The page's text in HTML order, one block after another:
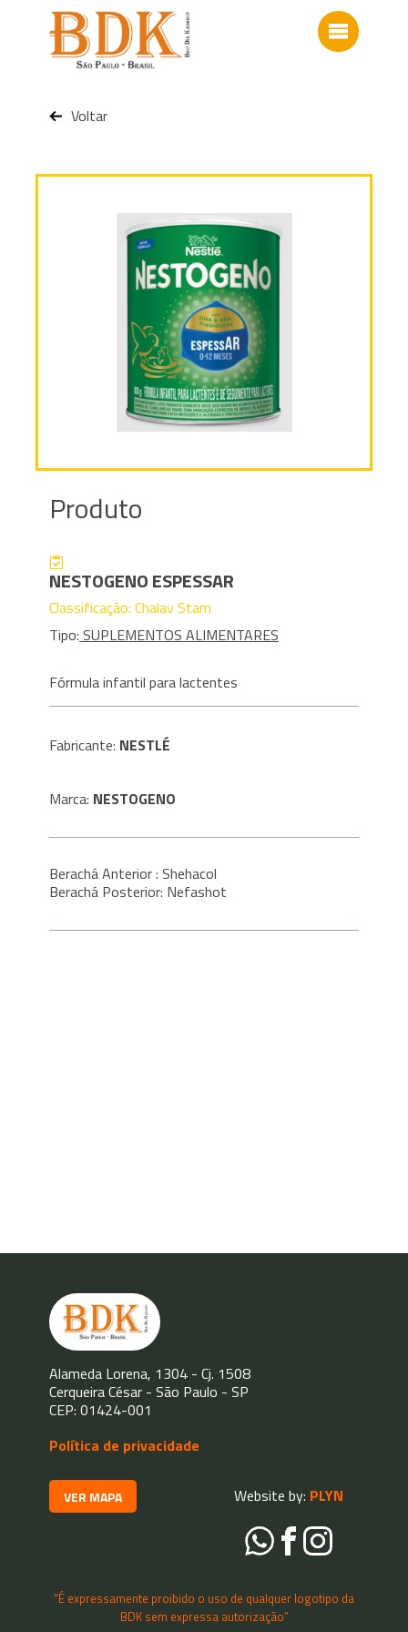
Voltar
Produto
NESTOGENO ESPESSAR
Classificação: Chalav Stam
Tipo: SUPLEMENTOS ALIMENTARES
Fórmula infantil para lactentes
Fabricante: NESTLÉ
Marca: NESTOGENO
Berachá Anterior : Shehacol
Berachá Posterior: Nefashot
Alameda Lorena, 1304 - Cj. 1508
Cerqueira César - São Paulo - SP
CEP: 01424-001
Política de privacidade
VER MAPA Website by: PLYN
“É expressamente proibido o uso de qualquer logotipo da
BDK sem expressa autorização”